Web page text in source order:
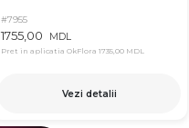
#7955
1755,00 MDL
Pret in aplicatia OkFlora 1735,00 MDL
Vezi detalii